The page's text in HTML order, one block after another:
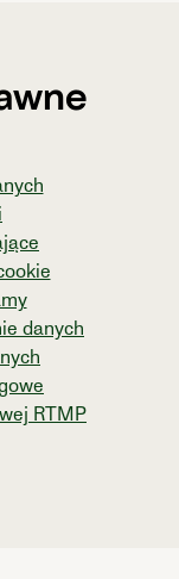
danych
RTMP